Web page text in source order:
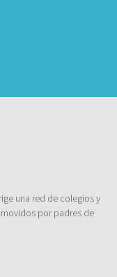
una red de colegios y
por padres de